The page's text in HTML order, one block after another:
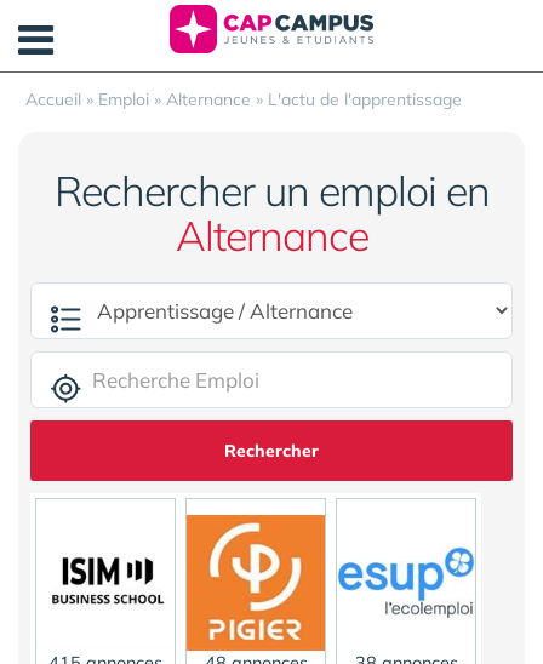
Accueil » Emploi » Alternance » L'actu de l'apprentissage
Rechercher un emploi en
Alternance
Rechercher
Panneau de gestion des cookies